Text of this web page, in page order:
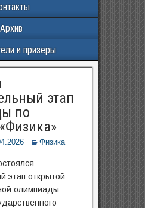
Архив
и призеры
этап
по
Физика
этап открытой
олимпиады